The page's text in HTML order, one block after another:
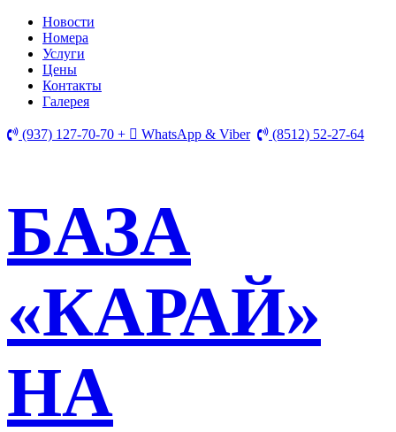
Новости
Номера
Услуги
Цены
Контакты
Галерея
(937) 127-70-70 + WhatsApp & Viber (8512) 52-27-64
БАЗА
«КАРАЙ»
НА